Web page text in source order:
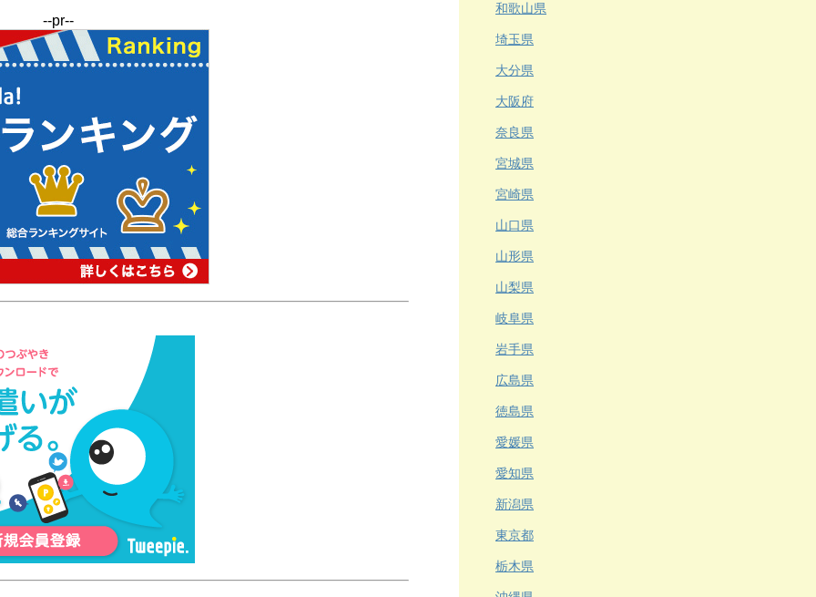
--pr--
和歌山県
埼玉県
大分県
大阪府
奈良県
宮城県
宮崎県
山口県
山形県
山梨県
岐阜県
岩手県
広島県
徳島県
愛媛県
愛知県
新潟県
東京都
栃木県